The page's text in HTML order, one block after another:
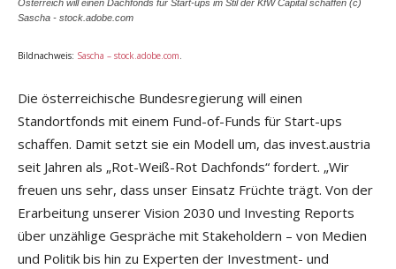
Österreich will einen Dachfonds für Start-ups im Stil der KfW Capital schaffen (c)
Sascha - stock.adobe.com
Bildnachweis: Sascha – stock.adobe.com.
Die österreichische Bundesregierung will einen
Standortfonds mit einem Fund-of-Funds für Start-ups
schaffen. Damit setzt sie ein Modell um, das invest.austria
seit Jahren als „Rot-Weiß-Rot Dachfonds“ fordert. „Wir
freuen uns sehr, dass unser Einsatz Früchte trägt. Von der
Erarbeitung unserer Vision 2030 und Investing Reports
über unzählige Gespräche mit Stakeholdern – von Medien
und Politik bis hin zu Experten der Investment- und